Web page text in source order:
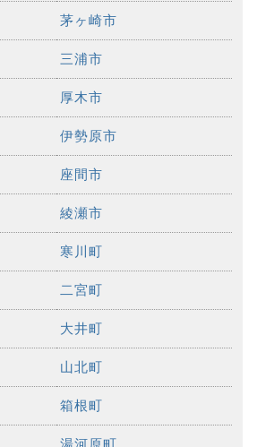
茅ヶ崎市
三浦市
厚木市
伊勢原市
座間市
綾瀬市
寒川町
二宮町
大井町
山北町
箱根町
湯河原町